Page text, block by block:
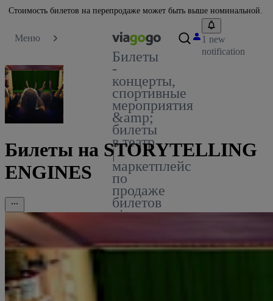
Стоимость билетов на перепродаже может быть выше номинальной.
Меню
Билеты
-
концерты,
спортивные
мероприятия
&amp;
билеты
в театр
|
маркетплейс
по
продаже
билетов
viagogo
1 new
notification
Билеты на STORYTELLING
ENGINES